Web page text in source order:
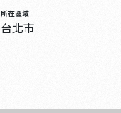
所在區域
台北市